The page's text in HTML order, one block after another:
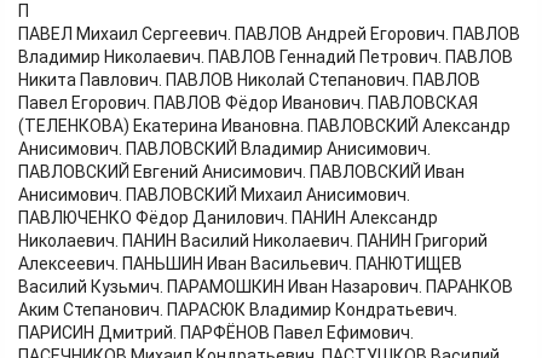
П
ПАВЕЛ Михаил Сергеевич. ПАВЛОВ Андрей Егорович. ПАВЛОВ
Владимир Николаевич. ПАВЛОВ Геннадий Петрович. ПАВЛОВ
Никита Павлович. ПАВЛОВ Николай Степанович. ПАВЛОВ
Павел Егорович. ПАВЛОВ Фёдор Иванович. ПАВЛОВСКАЯ
(ТЕЛЕНКОВА) Екатерина Ивановна. ПАВЛОВСКИЙ Александр
Анисимович. ПАВЛОВСКИЙ Владимир Анисимович.
ПАВЛОВСКИЙ Евгений Анисимович. ПАВЛОВСКИЙ Иван
Анисимович. ПАВЛОВСКИЙ Михаил Анисимович.
ПАВЛЮЧЕНКО Фёдор Данилович. ПАНИН Александр
Николаевич. ПАНИН Василий Николаевич. ПАНИН Григорий
Алексеевич. ПАНЬШИН Иван Васильевич. ПАНЮТИЩЕВ
Василий Кузьмич. ПАРАМОШКИН Иван Назарович. ПАРАНКОВ
Аким Степанович. ПАРАСЮК Владимир Кондратьевич.
ПАРИСИН Дмитрий. ПАРФЁНОВ Павел Ефимович.